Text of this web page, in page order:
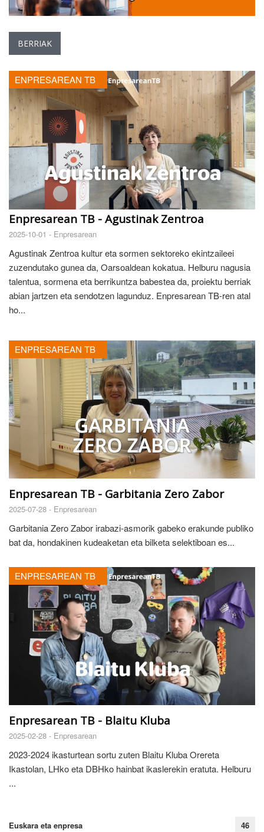
BERRIAK
ENPRESAREAN TB
Enpresarean TB - Agustinak Zentroa
2025-10-01 - Enpresarean
Agustinak Zentroa kultur eta sormen sektoreko ekintzaileei
zuzendutako gunea da, Oarsoaldean kokatua. Helburu nagusia
talentua, sormena eta berrikuntza babestea da, proiektu berriak
abian jartzen eta sendotzen lagunduz. Enpresarean TB-ren atal
ho...
ENPRESAREAN TB
Enpresarean TB - Garbitania Zero Zabor
2025-07-28 - Enpresarean
Garbitania Zero Zabor irabazi-asmorik gabeko erakunde publiko
bat da, hondakinen kudeaketan eta bilketa selektiboan es...
ENPRESAREAN TB
Enpresarean TB - Blaitu Kluba
2025-02-28 - Enpresarean
2023-2024 ikasturtean sortu zuten Blaitu Kluba Orereta
Ikastolan, LHko eta DBHko hainbat ikaslerekin eratuta. Helburu
...
Euskara eta enpresa 46